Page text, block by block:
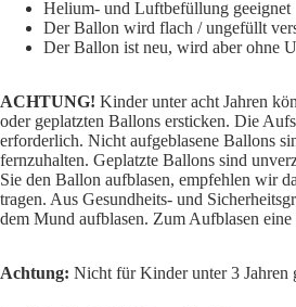
Helium- und Luftbefüllung geeignet
Der Ballon wird flach / ungefüllt
Der Ballon ist neu, wird aber ohne
ACHTUNG! Kinder unter acht Jahren
oder geplatzten Ballons ersticken. Die
erforderlich. Nicht aufgeblasene Ballons
fernzuhalten. Geplatzte Ballons sind
Sie den Ballon aufblasen, empfehlen wir
tragen. Aus Gesundheits- und
dem Mund aufblasen. Zum Aufblasen
Achtung: Nicht für Kinder unter 3 Jahren